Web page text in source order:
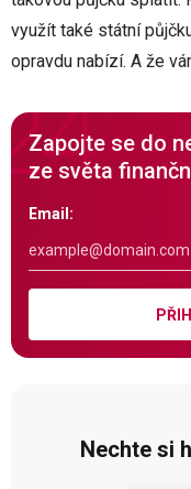
využít také státní
opravdu nabízí. A že
Zapojte se do
ze světa
Email:
Nechte si